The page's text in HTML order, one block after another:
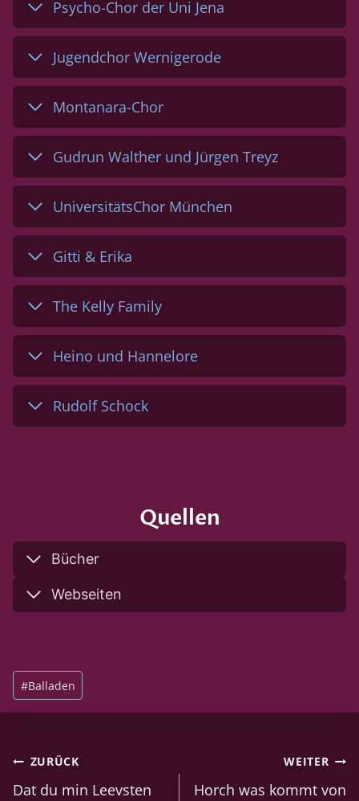
Psycho-Chor der Uni Jena
Jugendchor Wernigerode
Montanara-Chor
Gudrun Walther und Jürgen Treyz
UniversitätsChor München
Gitti & Erika
The Kelly Family
Heino und Hannelore
Rudolf Schock
Quellen
Bücher
Webseiten
Schlagworte:
#Balladen
Beitragsnavigation
ZURÜCK
Dat du min Leevsten
WEITER
Horch was kommt von